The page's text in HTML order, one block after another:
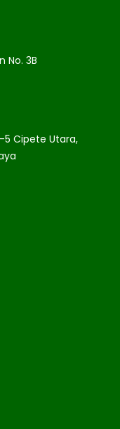
No. 3B
5 Cipete Utara,